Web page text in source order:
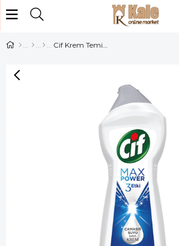
Cif Krem Temizleyici 450ml Mavi Çam Ferh